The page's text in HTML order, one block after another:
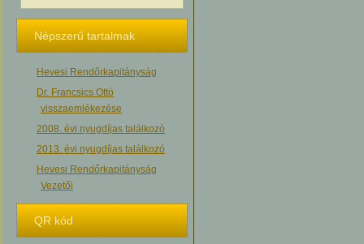
Népszerű tartalmak
Hevesi Rendőrkapitányság
Dr. Francsics Ottó
visszaemlékezése
2008. évi nyugdíjas találkozó
2013. évi nyugdíjas találkozó
Hevesi Rendőrkapitányság
Vezetői
QR kód